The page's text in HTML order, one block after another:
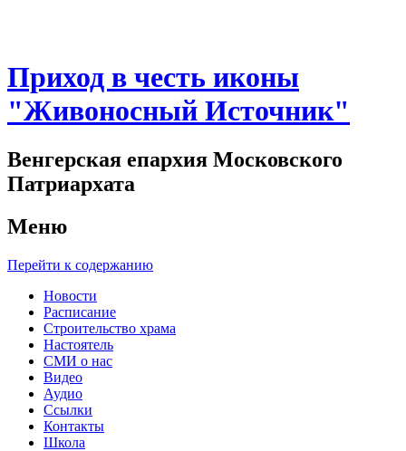
Приход в честь иконы
"Живоносный Источник"
Венгерская епархия Московского
Патриархата
Меню
Перейти к содержанию
Новости
Расписание
Строительство храма
Настоятель
СМИ о нас
Видео
Аудио
Ссылки
Контакты
Школа